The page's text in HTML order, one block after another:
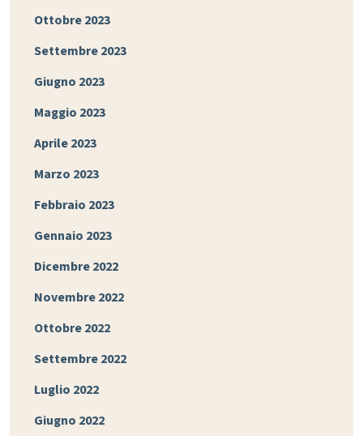
Ottobre 2023
Settembre 2023
Giugno 2023
Maggio 2023
Aprile 2023
Marzo 2023
Febbraio 2023
Gennaio 2023
Dicembre 2022
Novembre 2022
Ottobre 2022
Settembre 2022
Luglio 2022
Giugno 2022